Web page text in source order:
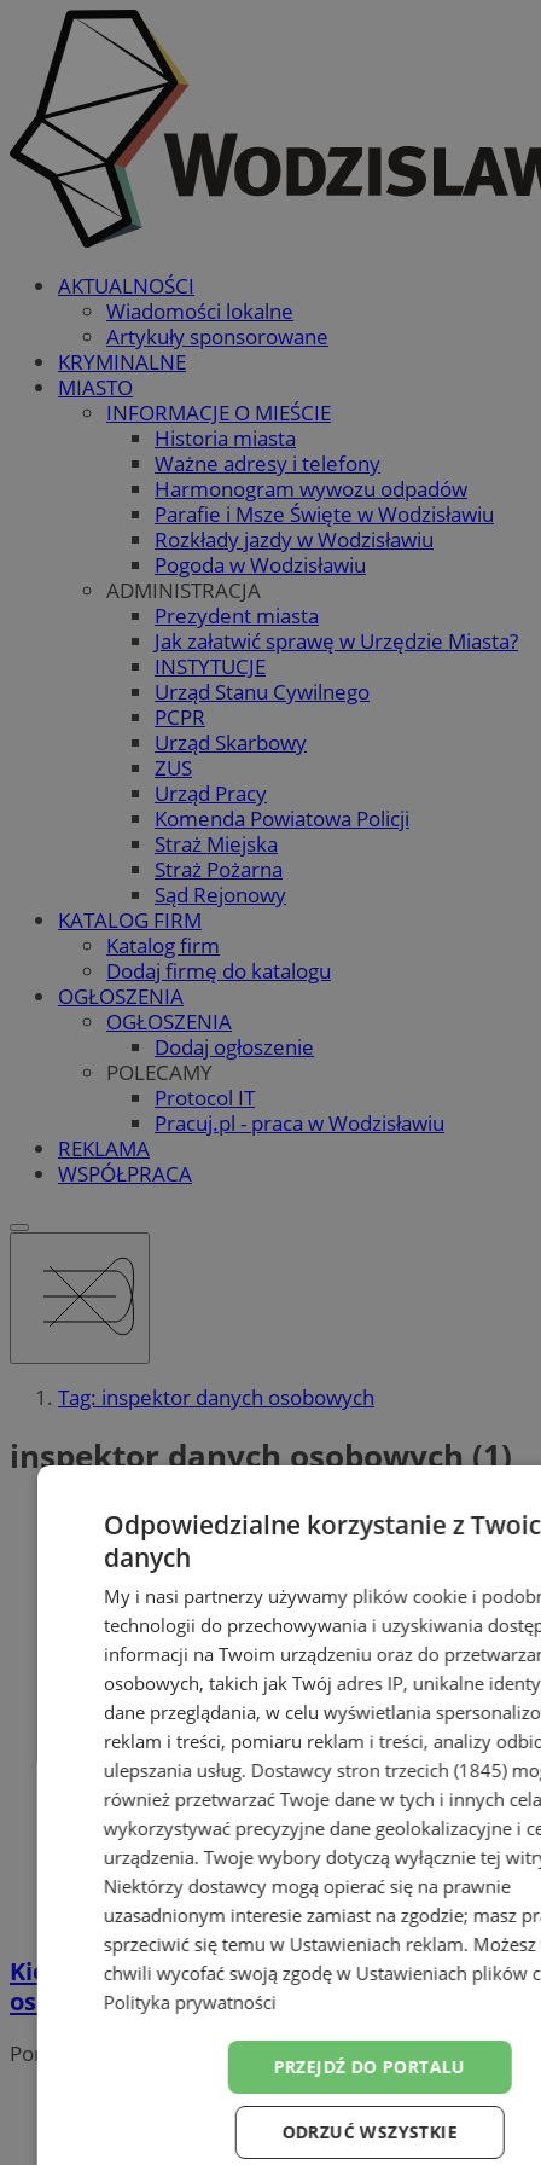
AKTUALNOŚCI
Wiadomości lokalne
Artykuły sponsorowane
KRYMINALNE
MIASTO
INFORMACJE O MIEŚCIE
Historia miasta
Ważne adresy i telefony
Harmonogram wywozu odpadów
Parafie i Msze Święte w Wodzisławiu
Rozkłady jazdy w Wodzisławiu
Pogoda w Wodzisławiu
ADMINISTRACJA
Prezydent miasta
Jak załatwić sprawę w Urzędzie Miasta?
INSTYTUCJE
Urząd Stanu Cywilnego
PCPR
Urząd Skarbowy
ZUS
Urząd Pracy
Komenda Powiatowa Policji
Straż Miejska
Straż Pożarna
Sąd Rejonowy
KATALOG FIRM
Katalog firm
Dodaj firmę do katalogu
OGŁOSZENIA
OGŁOSZENIA
Dodaj ogłoszenie
POLECAMY
Protocol IT
Pracuj.pl - praca w Wodzisławiu
REKLAMA
WSPÓŁPRACA
Tag: inspektor danych osobowych
inspektor danych osobowych (1)
Kiedy zatrudnić inspektora danych
osobowych?
Portal należy do sieci
Odpowiedzialne korzystanie z
danych
My i nasi partnerzy używamy plików cookie i
technologii do przechowywania i uzyskiwania
informacji na Twoim urządzeniu oraz do
osobowych, takich jak Twój adres IP, unikalne
dane przeglądania, w celu wyświetlania
reklam i treści, pomiaru reklam i treści, analizy
ulepszania usług. Dostawcy stron trzecich (1845)
również przetwarzać Twoje dane w tych i innych
wykorzystywać precyzyjne dane geolokalizacyjne i
urządzenia. Twoje wybory dotyczą wyłącznie tej
Niektórzy dostawcy mogą opierać się na prawnie
uzasadnionym interesie zamiast na zgodzie; masz
sprzeciwić się temu w Ustawieniach reklam.
chwili wycofać swoją zgodę w Ustawieniach plików
Polityka prywatności
PRZEJDŹ DO PORTALU
ODRZUĆ WSZYSTKIE